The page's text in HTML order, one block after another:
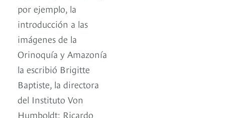
por ejemplo, la
introducción a las
imágenes de la
Orinoquía y Amazonía
la escribió Brigitte
Baptiste, la directora
del Instituto Von
Humboldt; Ricardo